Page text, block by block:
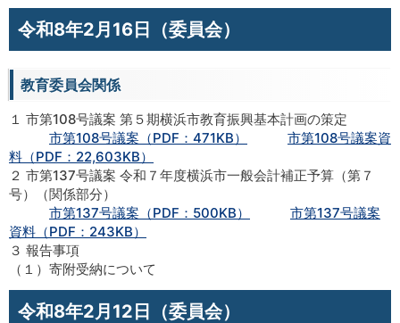
令和8年2月16日（委員会）
教育委員会関係
１ 市第108号議案 第５期横浜市教育振興基本計画の策定
市第108号議案（PDF：471KB）
市第108号議案資
料（PDF：22,603KB）
２ 市第137号議案 令和７年度横浜市一般会計補正予算（第７
号）（関係部分）
市第137号議案（PDF：500KB）
市第137号議案
資料（PDF：243KB）
３ 報告事項
（１）寄附受納について
令和8年2月12日（委員会）